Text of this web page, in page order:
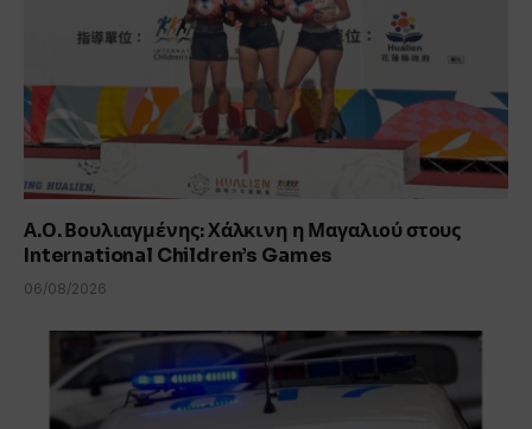
Α.Ο. Βουλιαγμένης: Χάλκινη η Μαγαλιού στους
International Children’s Games
06/08/2026